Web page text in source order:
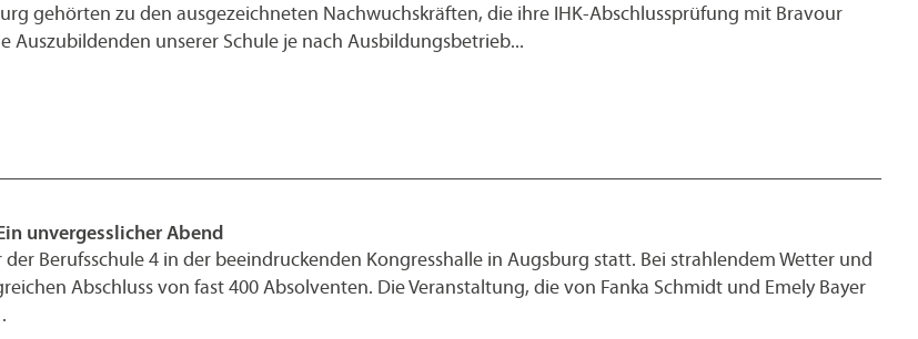
gehörten zu den ausgezeichneten Nachwuchskräften, die ihre IHK-Abschlussprüfung mit Bravour
Auszubildenden unserer Schule je nach Ausbildungsbetrieb...
unvergesslicher Abend
Berufsschule 4 in der beeindruckenden Kongresshalle in Augsburg statt. Bei strahlendem Wetter und
Abschluss von fast 400 Absolventen. Die Veranstaltung, die von Fanka Schmidt und Emely Bayer